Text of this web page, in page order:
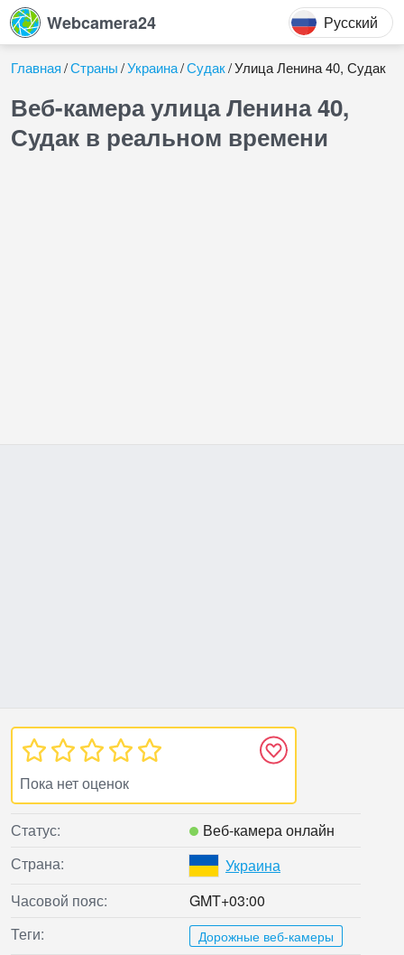
Webcamera24 Русский
Главная Страны Украина Судак Улица Ленина 40, Судак
Веб-камера улица Ленина 40,
Судак в реальном времени
Пока нет оценок
Статус:
Веб‑камера онлайн
Страна:
Украина
Часовой пояс:
GMT+03:00
Теги:
Дорожные веб-камеры